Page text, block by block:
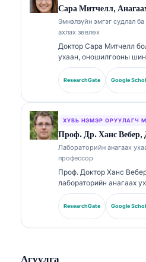
хяналтыг
биомаркерын тайлбар
оношилгооны чиглэлээр
ухааны сэдвүүд дээр
Сара Митчелл,
Эмнэлзүйн эмгэг судлал
ахлах зөвлөх
Доктор Сара Митчелл
ухаан, оношилгооны
туршлагатай,
эмгэг судлаач (клиник
Тэрээр клиник химийн
шинжилгээний талаар
ResearchGate Google
ХУВЬ НЭМЭР ОРУУЛАГЧ
Проф. Др. Ханс Вебер,
Лабораторийн анагаах
профессор
Проф. Доктор Ханс
лабораторийн анагаах
судалгаанд 30+ жилийн
Клиник химийн
Clinical Chemistry)
мэргэшсэн.
ResearchGate Google
Агуулга